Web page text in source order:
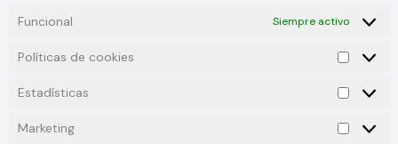
Funcional Siempre activo
Políticas de cookies
Estadísticas
Marketing